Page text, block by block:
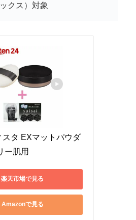
クス）対象
スタ EXマットパウダ
ー肌用
楽天市場で見る
Amazonで見る